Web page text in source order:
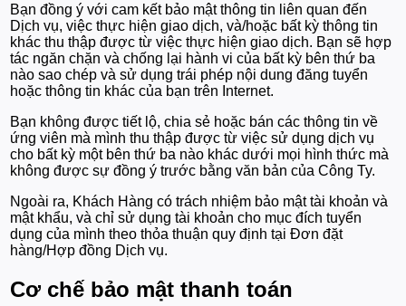
Bạn đồng ý với cam kết bảo mật thông tin liên quan đến
Dịch vụ, việc thực hiện giao dịch, và/hoặc bất kỳ thông tin
khác thu thập được từ việc thực hiện giao dịch. Bạn sẽ hợp
tác ngăn chặn và chống lại hành vi của bất kỳ bên thứ ba
nào sao chép và sử dụng trái phép nội dung đăng tuyển
hoặc thông tin khác của bạn trên Internet.
Bạn không được tiết lộ, chia sẻ hoặc bán các thông tin về
ứng viên mà mình thu thập được từ việc sử dụng dịch vụ
cho bất kỳ một bên thứ ba nào khác dưới mọi hình thức mà
không được sự đồng ý trước bằng văn bản của Công Ty.
Ngoài ra, Khách Hàng có trách nhiệm bảo mật tài khoản và
mật khẩu, và chỉ sử dụng tài khoản cho mục đích tuyển
dụng của mình theo thỏa thuận quy định tại Đơn đặt
hàng/Hợp đồng Dịch vụ.
Cơ chế bảo mật thanh toán